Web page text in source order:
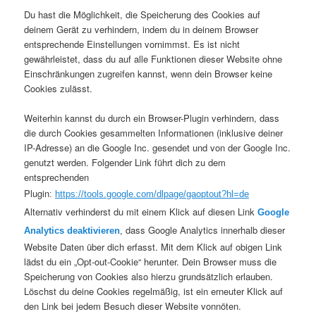
Du hast die Möglichkeit, die Speicherung des Cookies auf
deinem Gerät zu verhindern, indem du in deinem Browser
entsprechende Einstellungen vornimmst. Es ist nicht
gewährleistet, dass du auf alle Funktionen dieser Website ohne
Einschränkungen zugreifen kannst, wenn dein Browser keine
Cookies zulässt.
Weiterhin kannst du durch ein Browser-Plugin verhindern, dass
die durch Cookies gesammelten Informationen (inklusive deiner
IP-Adresse) an die Google Inc. gesendet und von der Google Inc.
genutzt werden. Folgender Link führt dich zu dem
entsprechenden
Plugin: https://tools.google.com/dlpage/gaoptout?hl=de
Alternativ verhinderst du mit einem Klick auf diesen Link Google
Analytics deaktivieren,dass Google Analytics innerhalb dieser
Website Daten über dich erfasst. Mit dem Klick auf obigen Link
lädst du ein „Opt-out-Cookie“ herunter. Dein Browser muss die
Speicherung von Cookies also hierzu grundsätzlich erlauben.
Löschst du deine Cookies regelmäßig, ist ein erneuter Klick auf
den Link bei jedem Besuch dieser Website vonnöten.